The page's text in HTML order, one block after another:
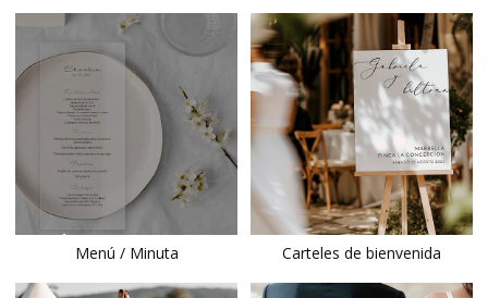
Menú / Minuta Carteles de bienvenida